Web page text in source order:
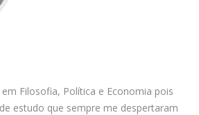
Filosofia, Política e Economia pois
estudo que sempre me despertaram